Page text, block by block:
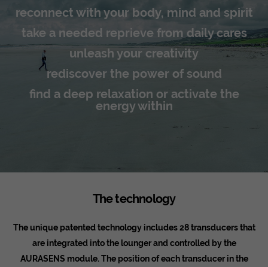
reconnect with your body, mind and spirit
take a needed reprieve from daily cares
unleash your creativity
rediscover the power of sound
find a deep relaxation or activate the
energy within
The technology
The unique patented technology includes 28 transducers that
are integrated into the lounger and controlled by the
AURASENS module. The position of each transducer in the